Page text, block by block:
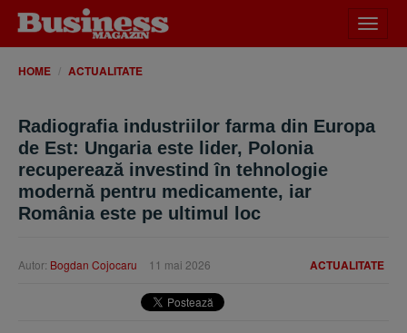
meniu
HOME ACTUALITATE
Radiografia industriilor farma din Europa
de Est: Ungaria este lider, Polonia
recuperează investind în tehnologie
modernă pentru medicamente, iar
România este pe ultimul loc
ACTUALITATE
Autor: Bogdan Cojocaru 11 mai 2026